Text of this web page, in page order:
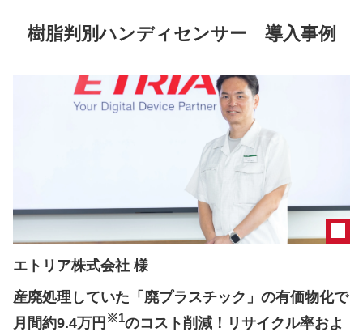
樹脂判別ハンディセンサー 導入事例
エトリア株式会社 様
産廃処理していた「廃プラスチック」の有価物化で
月間約9.4万円 ※1のコスト削減！リサイクル率およ